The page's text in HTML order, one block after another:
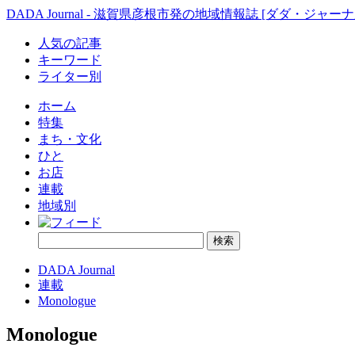
DADA Journal - 滋賀県彦根市発の地域情報誌 [ダダ・ジャー
人気の記事
キーワード
ライター別
ホーム
特集
まち・文化
ひと
お店
連載
地域別
DADA Journal
連載
Monologue
Monologue